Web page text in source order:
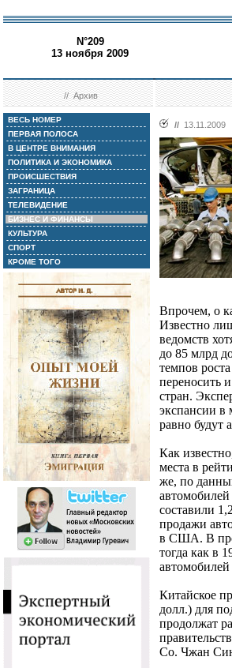
N°209
13 ноября 2009
//Архив
ВЕСЬ НОМЕР
ПЕРВАЯ ПОЛОСА
В ЦЕНТРЕ ВНИМАНИЯ
ПОЛИТИКА И ЭКОНОМИКА
ПРОИСШЕСТВИЯ
ЗАГРАНИЦА
ТЕЛЕВИДЕНИЕ
БИЗНЕС И ФИНАНСЫ
КУЛЬТУРА
СПОРТ
КРОМЕ ТОГО
// 13.11.2009
Впрочем, о
Известно
ведомств
до 85 млрд
темпов
переносить
стран.
экспансии в
равно будут
Как
места в
же, по
составили
продажи
в США. В
тогда как в
автомобилей
Китайское
долл.) для
продолжат
Co. Чжан